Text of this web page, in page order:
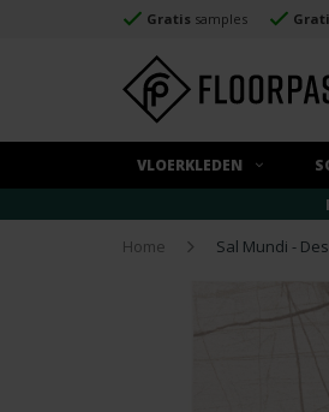
Gratis samples
VLOERKLEDEN
Home
Sal Mundi -